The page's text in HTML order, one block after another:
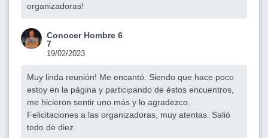
organizadoras!
Conocer Hombre 6
7
19/02/2023
Muy linda reunión! Me encantó. Siendo que hace poco
estoy en la página y participando de éstos encuentros,
me hicieron sentir uno más y lo agradezco.
Felicitaciones a las organizadoras, muy atentas. Salió
todo de diez